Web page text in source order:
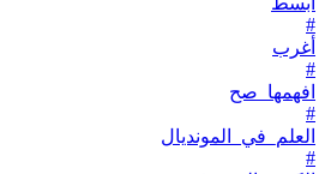
#
أغرب
#
افهمها_صح
#
العلم_في_المونديال
#